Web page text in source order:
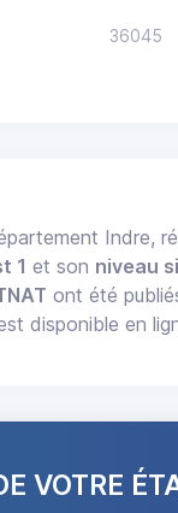
36045
Indre,
1 et son niveau
ont été
disponible en
VOTRE